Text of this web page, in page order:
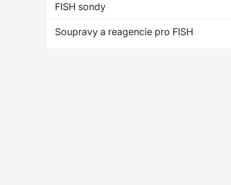
FISH sondy
Soupravy a reagencie pro FISH